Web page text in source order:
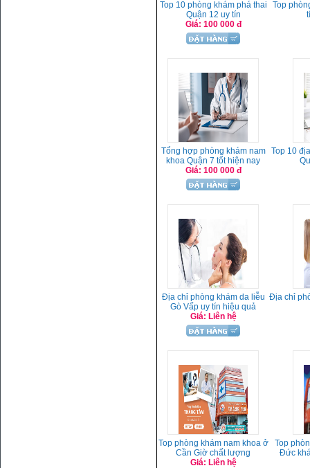
Top 10 phòng khám phá thai
Quận 12 uy tín
Giá: 100 000 đ
Top
Tổng hợp phòng khám nam
khoa Quận 7 tốt hiện nay
Giá: 100 000 đ
Top 10
Địa chỉ phòng khám da liễu
Gò Vấp uy tín hiệu quả
Giá: Liên hệ
Địa chỉ
Top phòng khám nam khoa ở
Cần Giờ chất lượng
Giá: Liên hệ
Top
Đức